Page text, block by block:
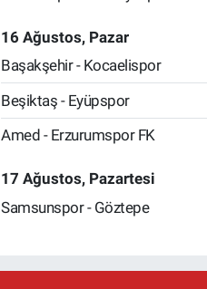
16 Ağustos, Pazar
Başakşehir - Kocaelispor
Beşiktaş - Eyüpspor
Amed - Erzurumspor FK
17 Ağustos, Pazartesi
Samsunspor - Göztepe